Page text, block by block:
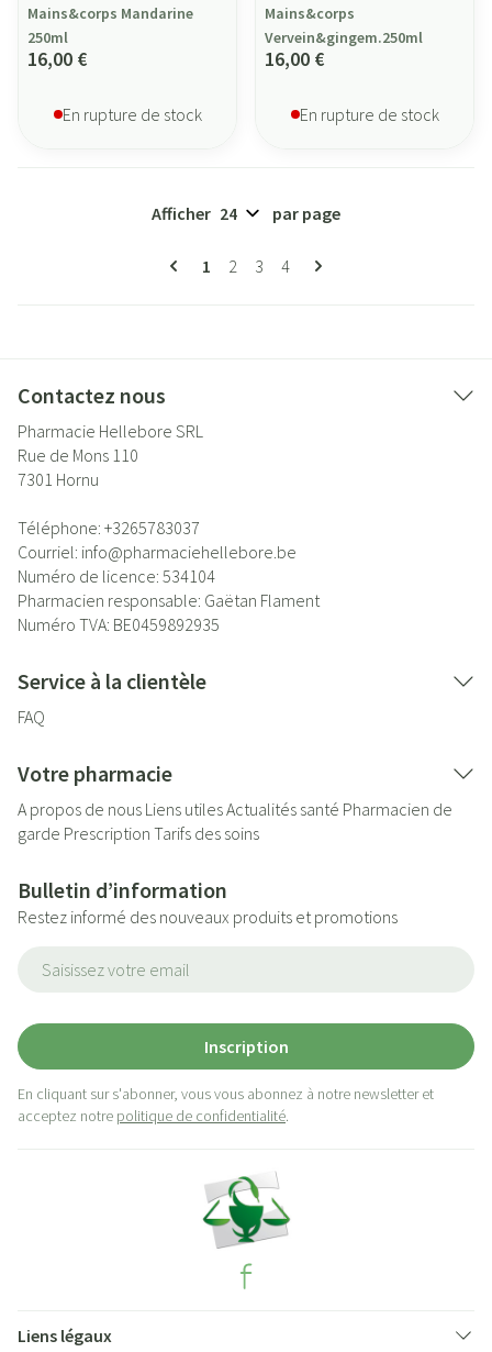
Mains&corps Mandarine
250ml
16,00 €
En rupture de stock
Mains&corps
Vervein&gingem.250ml
16,00 €
En rupture de stock
Pages
Vous lisez actuellement la page
1 Page
2 Page
3 Page
4
Afficher par page
Contactez nous
Pharmacie Hellebore SRL
Rue de Mons 110
7301 Hornu
Téléphone: +3265783037
Courriel: info@pharmaciehellebore.be
Numéro de licence: 534104
Pharmacien responsable: Gaëtan Flament
Numéro TVA: BE0459892935
Service à la clientèle
FAQ
Votre pharmacie
A propos de nous Liens utilesActualités santé Pharmacien de
garde Prescription Tarifs des soins
Bulletin d’information
Restez informé des nouveaux produits et promotions
Inscription
En cliquant sur s'abonner, vous vous abonnez à notre newsletter et
acceptez notre politique de confidentialité.
Liens légaux